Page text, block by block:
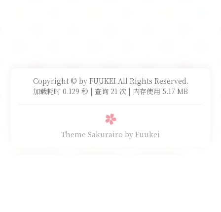
Copyright © by FUUKEI All Rights Reserved.
加载耗时 0.129 秒 | 查询 21 次 | 内存使用 5.17 MB
Theme Sakurairo by Fuukei